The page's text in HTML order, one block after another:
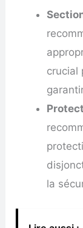
crucial
la